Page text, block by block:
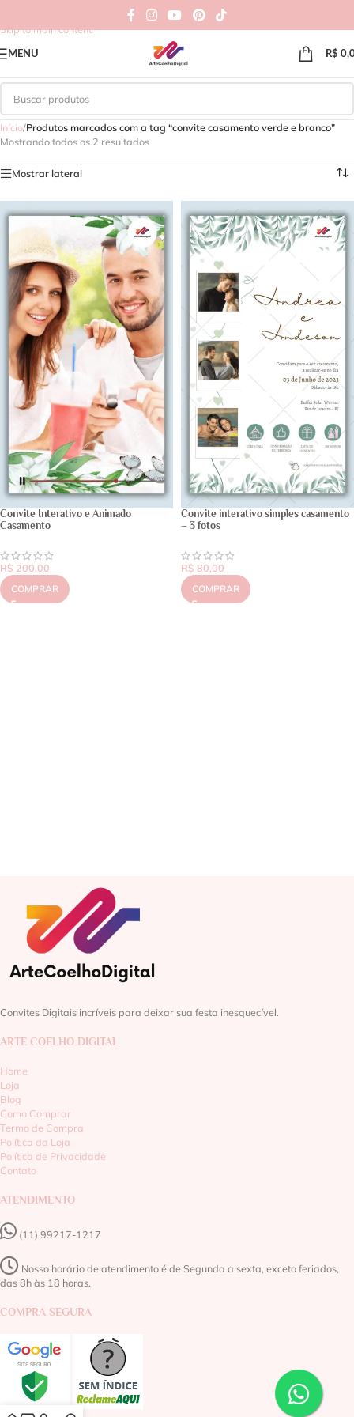
Skip to main content
MENU R$
Início/Produtos marcados com a tag “convite casamento verde e branco”
Mostrando todos os 2 resultados
Mostrar lateral
Convite Interativo e Animado
Casamento
R$ 200,00
COMPRAR
Convite interativo simples casamento
– 3 fotos
R$ 80,00
COMPRAR
Convites Digitais incríveis para deixar sua festa inesquecível.
ARTE COELHO DIGITAL
Home
Loja
Blog
Como Comprar
Termo de Compra
Política da Loja
Política de Privacidade
Contato
ATENDIMENTO
(11) 99217-1217‬
Nosso horário de atendimento é de Segunda a sexta, exceto feriados,
das 8h às 18 horas.
COMPRA SEGURA